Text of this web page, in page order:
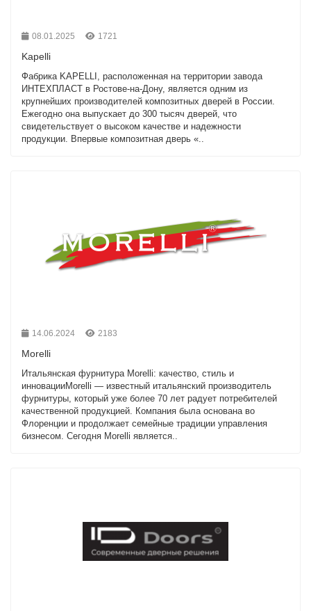
08.01.2025 1721
Kapelli
Фабрика KAPELLI, расположенная на территории завода
ИНТЕХПЛАСТ в Ростове-на-Дону, является одним из
крупнейших производителей композитных дверей в России.
Ежегодно она выпускает до 300 тысяч дверей, что
свидетельствует о высоком качестве и надежности
продукции. Впервые композитная дверь «..
14.06.2024 2183
Morelli
Итальянская фурнитура Morelli: качество, стиль и
инновацииMorelli — известный итальянский производитель
фурнитуры, который уже более 70 лет радует потребителей
качественной продукцией. Компания была основана во
Флоренции и продолжает семейные традиции управления
бизнесом. Сегодня Morelli является..